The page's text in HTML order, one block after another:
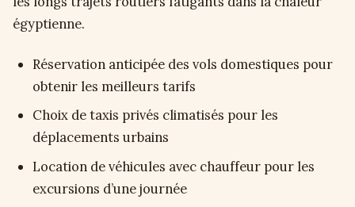
égyptienne.
Réservation anticipée des vols domestiques pour
obtenir les meilleurs tarifs
Choix de taxis privés climatisés pour les
déplacements urbains
Location de véhicules avec chauffeur pour les
excursions d’une journée